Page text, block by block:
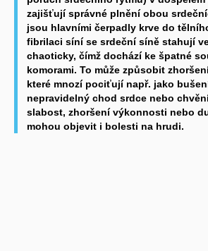
zajišťují správné plnění obou
jsou hlavními čerpadly krve do
fibrilaci síní se srdeční síně stahují
chaoticky, čímž dochází ke špatné
komorami. To může způsobit
které mnozí pociťují např. jako
nepravidelný chod srdce nebo
slabost, zhoršení výkonnosti nebo
mohou objevit i bolesti na hrudi.